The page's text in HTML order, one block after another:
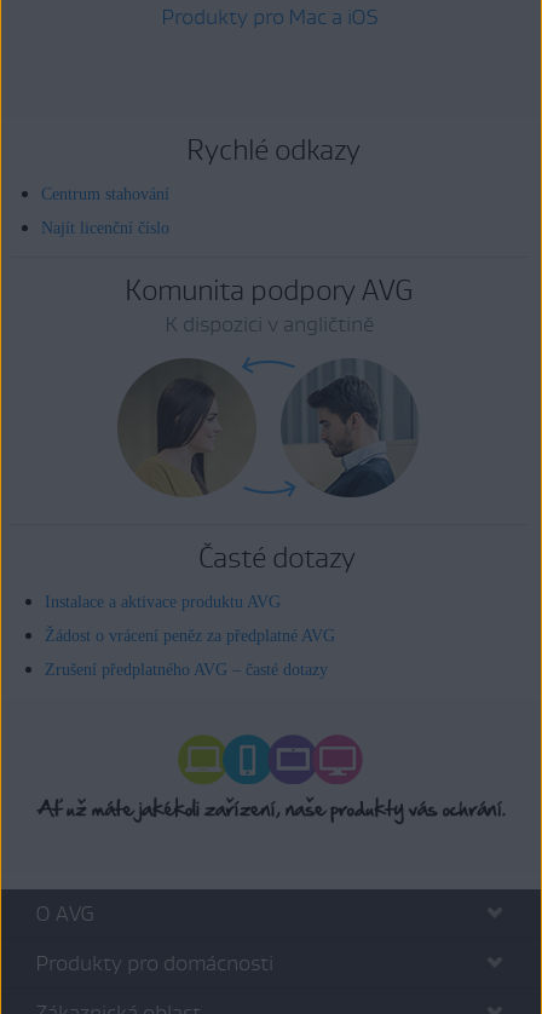
Produkty pro Mac a iOS
Rychlé odkazy
Centrum stahování
Najít licenční číslo
Komunita podpory AVG
K dispozici v angličtině
Časté dotazy
Instalace a aktivace produktu AVG
Žádost o vrácení peněz za předplatné AVG
Zrušení předplatného AVG – časté dotazy
O AVG
Produkty pro domácnosti